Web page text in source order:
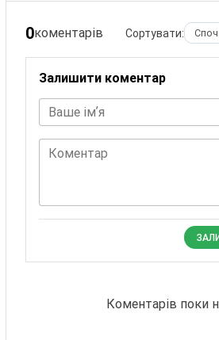
0коментарів Сортувати:
Залишити коментар
Ваше імʼя
Коментар
Коментарів поки